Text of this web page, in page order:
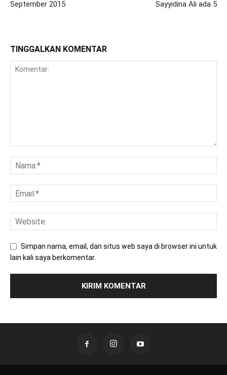
September 2015
Sayyidina Ali ada 5
TINGGALKAN KOMENTAR
Simpan nama, email, dan situs web saya di browser ini untuk
lain kali saya berkomentar.